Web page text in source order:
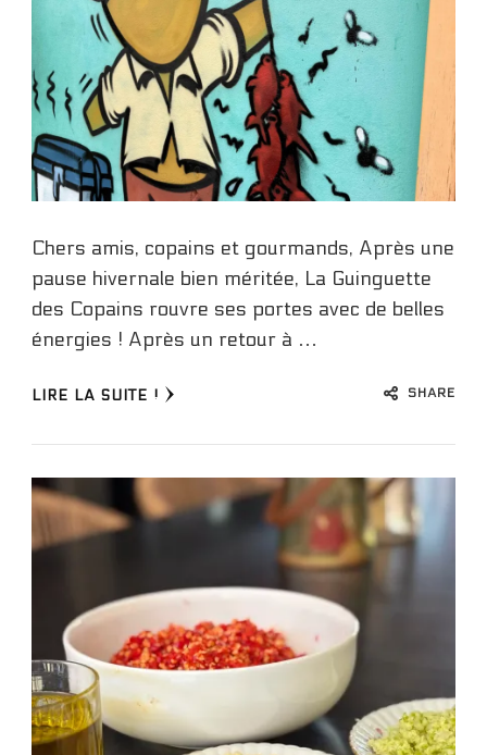
Chers amis, copains et gourmands, Après une
pause hivernale bien méritée, La Guinguette
des Copains rouvre ses portes avec de belles
énergies ! Après un retour à …
LIRE LA SUITE ! SHARE